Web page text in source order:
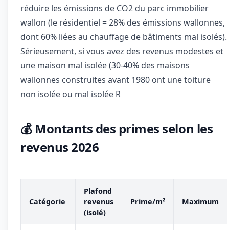
réduire les émissions de CO2 du parc immobilier
wallon (le résidentiel = 28% des émissions wallonnes,
dont 60% liées au chauffage de bâtiments mal isolés).
Sérieusement, si vous avez des revenus modestes et
une maison mal isolée (30-40% des maisons
wallonnes construites avant 1980 ont une toiture
non isolée ou mal isolée R
💰 Montants des primes selon les
revenus 2026
Catégorie
Plafond
revenus
(isolé)
Prime/m² Maximum